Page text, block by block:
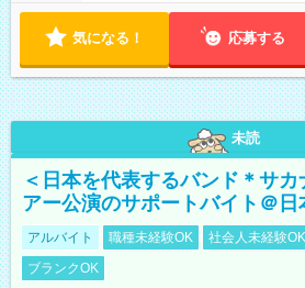
気になる！ 応募する
未読
＜日本を代表するバンド＊サ
アー公演のサポートバイト＠日
アルバイト 職種未経験OK 社会人未経験OK
ブランクOK